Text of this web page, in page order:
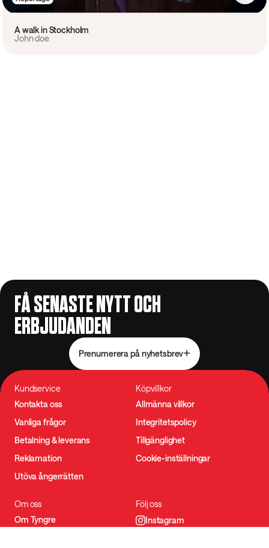
A walk in Stockholm
John doe
FÅ SENASTE NYTT OCH
ERBJUDANDEN
Prenumerera på nyhetsbrev
Kundservice
Kontakta oss
Vanliga frågor
Betalning & leverans
Reklamation
Utöva ångerrätten
Köpvillkor
Allmänna villkor
Integritetspolicy
Tillgänglighet
Cookie-inställningar
Om oss
Om Tyngre
Följ oss
Instagram